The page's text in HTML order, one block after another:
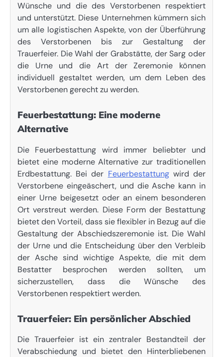
Wünsche und die des Verstorbenen respektiert
und unterstützt. Diese Unternehmen kümmern sich
um alle logistischen Aspekte, von der Überführung
des Verstorbenen bis zur Gestaltung der
Trauerfeier. Die Wahl der Grabstätte, der Sarg oder
die Urne und die Art der Zeremonie können
individuell gestaltet werden, um dem Leben des
Verstorbenen gerecht zu werden.
Feuerbestattung: Eine moderne
Alternative
Die Feuerbestattung wird immer beliebter und
bietet eine moderne Alternative zur traditionellen
Erdbestattung. Bei der Feuerbestattungwird der
Verstorbene eingeäschert, und die Asche kann in
einer Urne beigesetzt oder an einem besonderen
Ort verstreut werden. Diese Form der Bestattung
bietet den Vorteil, dass sie flexibler in Bezug auf die
Gestaltung der Abschiedszeremonie ist. Die Wahl
der Urne und die Entscheidung über den Verbleib
der Asche sind wichtige Aspekte, die mit dem
Bestatter besprochen werden sollten, um
sicherzustellen, dass die Wünsche des
Verstorbenen respektiert werden.
Trauerfeier: Ein persönlicher Abschied
Die Trauerfeier ist ein zentraler Bestandteil der
Verabschiedung und bietet den Hinterbliebenen